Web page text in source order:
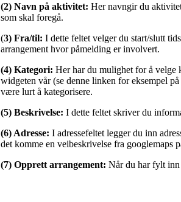
(2) Navn på aktivitet: Her navngir du
som skal foregå.
(3) Fra/til: I dette feltet velger du start/slutt
arrangement hvor påmelding er involvert.
(4) Kategori: Her har du mulighet for å velge
widgeten vår (se denne linken for eksempel
være lurt å kategorisere.
(5) Beskrivelse: I dette feltet skriver du
(6) Adresse: I adressefeltet legger du inn
det komme en veibeskrivelse fra googlemaps
(7) Opprett arrangement: Når du har fylt